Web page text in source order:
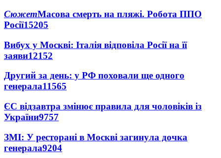
СюжетМасова смерть на пляжі. Робота ППО
Росії15205
Вибух у Москві: Італія відповіла Росії на її
заяви12152
Другий за день: у РФ поховали ще одного
генерала11565
ЄС відзавтра змінює правила для чоловіків із
України9757
ЗМІ: У ресторані в Москві загинула дочка
генерала9204